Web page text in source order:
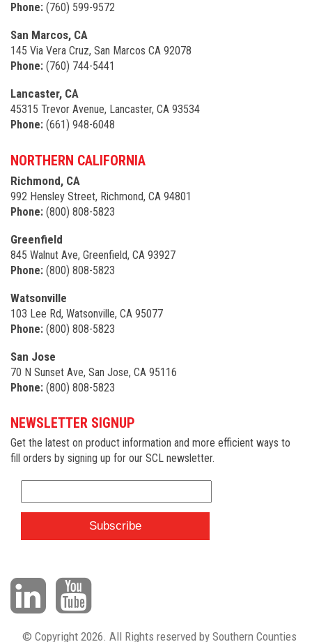
Phone: (760) 599-9572
San Marcos, CA
145 Via Vera Cruz, San Marcos CA 92078
Phone: (760) 744-5441
Lancaster, CA
45315 Trevor Avenue, Lancaster, CA 93534
Phone: (661) 948-6048
NORTHERN CALIFORNIA
Richmond, CA
992 Hensley Street, Richmond, CA 94801
Phone: (800) 808-5823
Greenfield
845 Walnut Ave, Greenfield, CA 93927
Phone: (800) 808-5823
Watsonville
103 Lee Rd, Watsonville, CA 95077
Phone: (800) 808-5823
San Jose
70 N Sunset Ave, San Jose, CA 95116
Phone: (800) 808-5823
NEWSLETTER SIGNUP
Get the latest on product information and more efficient ways to
fill orders by signing up for our SCL newsletter.
© Copyright 2026. All Rights reserved by Southern Counties